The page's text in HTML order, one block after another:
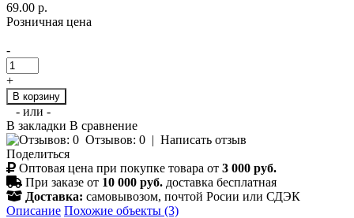
69.00 р.
Розничная цена
-
+
В корзину
- или -
В закладки В сравнение
Отзывов: 0 | Написать отзыв
Поделиться
Оптовая цена при покупке товара от 3 000 руб.
При заказе от 10 000 руб. доставка бесплатная
Доставка: самовывозом, почтой Росии или СДЭК
Описание Похожие объекты (3)